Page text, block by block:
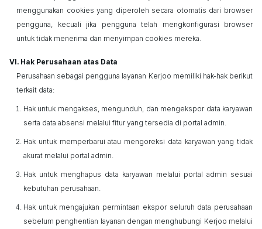
menggunakan cookies yang diperoleh secara otomatis dari browser
pengguna, kecuali jika pengguna telah mengkonfigurasi browser
untuk tidak menerima dan menyimpan cookies mereka.
Hak Perusahaan atas Data
Perusahaan sebagai pengguna layanan Kerjoo memiliki hak-hak berikut
terkait data:
Hak untuk mengakses, mengunduh, dan mengekspor data karyawan
serta data absensi melalui fitur yang tersedia di portal admin.
Hak untuk memperbarui atau mengoreksi data karyawan yang tidak
akurat melalui portal admin.
Hak untuk menghapus data karyawan melalui portal admin sesuai
kebutuhan perusahaan.
Hak untuk mengajukan permintaan ekspor seluruh data perusahaan
sebelum penghentian layanan dengan menghubungi Kerjoo melalui